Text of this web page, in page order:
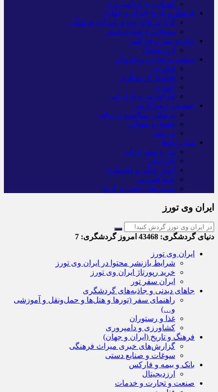
کشاورزی و دامپروری
فرهنگ و تاریخ (ایران و جهان)
گزارش‌های خبری میراث فرهنگی
سوغات و صنایع دستی
بانک و بیمه و فارکس
ارزدیجیتال
صنعت و تجارت و خدمات
فناوری
اقتصاد گردشگری
خودرو
کارآفرینی و بازاریابی
عمومی و سرگرمی
پزشکی، سلامت و زیبایی
حقوق و قضایی
ورزشی
سایر راه‌ها
تور و سفر ایرانی
کارا دیلی
اخبار بانکی و اقتصادی
بلیط اتوبوس
مسیرهای نجف به کربلا
ایران وی تورز
دنیای گردشگری: امروز گردشگری:
ایران وی تورز
شرایط بازنشر محتوا در ایران وی تورز
خرید رپورتاژ ایران وی تورز
ایران سفر تور
جاهای دیدنی و جاذبه‌های گردشگری
راهنمای سفر (تورها و هتل‌ها و حمل‌و‌نقل و آموزشی
و…)
غذا و رستوران
کشاورزی و دامپروری
فرهنگ و تاریخ (ایران و جهان)
گزارش‌های خبری میراث فرهنگی
سوغات و صنایع دستی
بانک و بیمه و فارکس
ارزدیجیتال
صنعت و تجارت و خدمات